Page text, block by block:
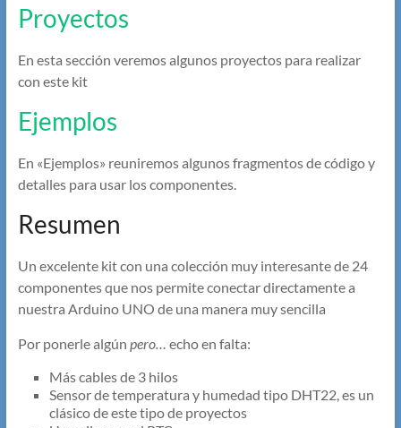
Proyectos
En esta sección veremos algunos proyectos para realizar
con este kit
Ejemplos
En «Ejemplos» reuniremos algunos fragmentos de código y
detalles para usar los componentes.
Resumen
Un excelente kit con una colección muy interesante de 24
componentes que nos permite conectar directamente a
nuestra Arduino UNO de una manera muy sencilla
Por ponerle algún pero… echo en falta:
Más cables de 3 hilos
Sensor de temperatura y humedad tipo DHT22, es un
clásico de este tipo de proyectos